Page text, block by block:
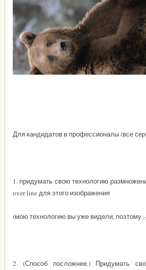
Для кандидатов в профессионалы (все
1. придумать свою технологию
over line для этого изображения
(мою технологию вы уже видели, поэтому
2. (Способ посложнее.) Придумать